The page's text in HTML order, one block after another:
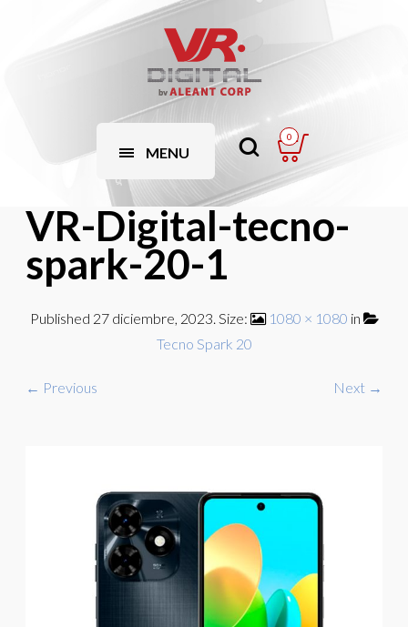
MENU
0
VR-Digital-tecno-
spark-20-1
Published 27 diciembre, 2023. Size: 1080 × 1080 in
Tecno Spark 20
← Previous Next →